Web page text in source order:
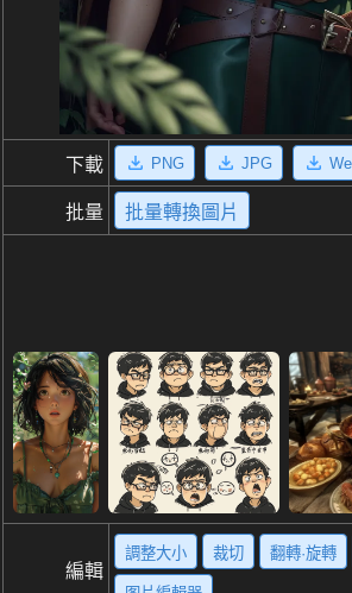
下載 PNG JPG
批量 批量轉換圖片
編輯
調整大小 裁切 翻轉·旋轉